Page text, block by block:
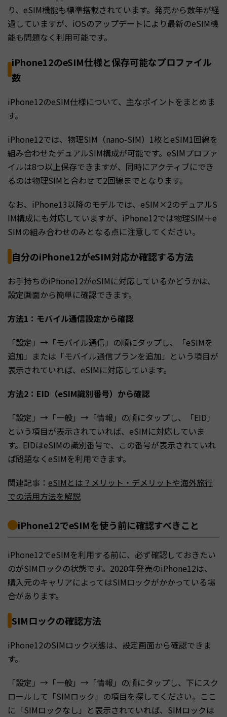
り、eSIM機能も標準搭載されています。発売から数年が経
過していますが、iOSのアップデートにより最新のeSIM機
能も問題なく利用可能です。
iPhone12のeSIM仕様と保存可能なプロファイル
数
iPhone12のeSIM仕様について、主なポイントをまとめま
す。
iPhone12では、物理SIM（nano-SIM）1枚とeSIM1回線を
組み合わせたデュアルSIM構成が可能です。eSIMプロファ
イルは8つ以上保存できますが、同時にアクティブにでき
るのは物理SIMと合わせて2回線までとなります。
なお、iPhone13以降のモデルでは、eSIM×2のデュアルS
IM構成にも対応していますが、iPhone12では物理SIM＋e
SIMの組み合わせのみとなる点に注意してください。
自分のiPhone12がeSIM対応か確認する方法
お手持ちのiPhone12がeSIMに対応しているかどうかは、
設定画面から簡単に確認できます。
方法1：モバイル通信設定から確認
「設定」→「モバイル通信」の順にタップし、「eSIMを
追加」または「モバイル通信プランを追加」という項目が
表示されていれば、eSIMに対応しています。
方法2：EID（eSIM識別番号）から確認
「設定」→「一般」→「情報」の順にタップし、「EID」
という項目が表示されていれば、eSIMに対応していま
す。EIDはeSIMの識別番号で、この番号が表示されていれ
ば問題なくeSIMを利用できます。
関連記事： eSIMとは？メリット・デメリットや海外旅行
での活用方法を解説
iPhone12でeSIMを使う前に確認すべきこと
iPhone12でeSIMを利用する前に、必ず確認しておきたい
のがSIMロックの状態です。2020年発売のiPhone12は、
購入元のキャリアによってはSIMロックがかかっている場
合があります。
SIMロックの確認方法
iPhone12のSIMロック状態は、設定画面から確認できま
す。
「設定」→「一般」→「情報」の順にタップし、下にスク
ロールして「SIMロック」の項目を探してください。ここ
に「SIMロックなし」と表示されていれば、SIMロックは